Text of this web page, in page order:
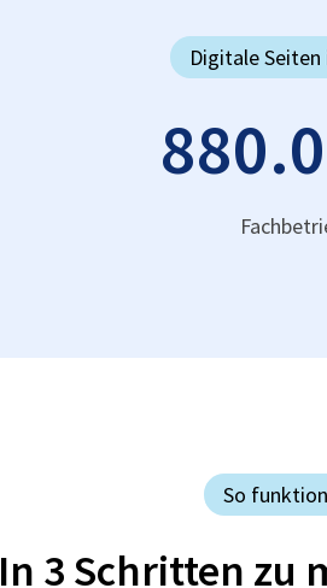
Digitale Seiten
So
In 3 Schritten zu